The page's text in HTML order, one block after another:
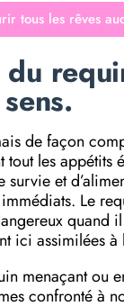
tous les rêves
de façon
tout les appétits
survie et
Le
quand
ici assimilées à
menaçant ou
confronté à